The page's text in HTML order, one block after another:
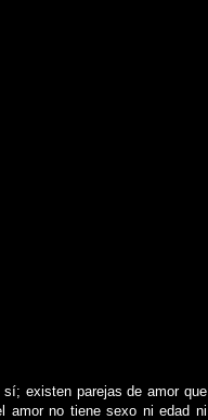
existen parejas de amor que
amor no tiene sexo ni edad ni